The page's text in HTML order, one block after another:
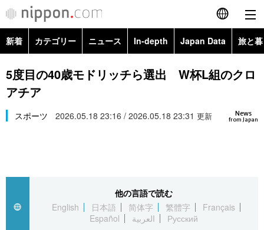
English
简体字
Русский
カテゴリー
経済・ビジネス
国際
トップ
アーカイブ
In-depth
Japan Data
新着 カテゴリー ニュース In-depth Japan Data 旅と
政治・外交
経済・ビジネス
Topics
5度目の40歳モドリッチら選出 W杯L組のクロ
アチア
News
from Japan
スポーツ 2026.05.18 23:16 / 2026.05.18 23:31 更新
他の言語で読む
English
日本語 简体字 繁體字
Français
Español
العربية Русский